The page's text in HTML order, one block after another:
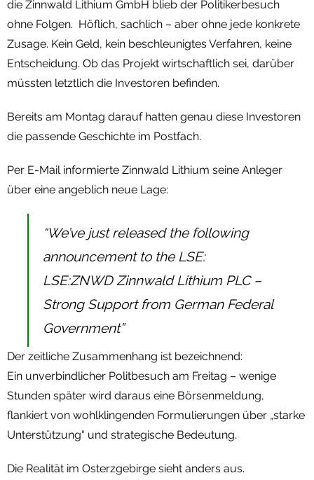
die Zinnwald Lithium GmbH blieb der Politikerbesuch
ohne Folgen. Höflich, sachlich – aber ohne jede konkrete
Zusage. Kein Geld, kein beschleunigtes Verfahren, keine
Entscheidung. Ob das Projekt wirtschaftlich sei, darüber
müssten letztlich die Investoren befinden.
Bereits am Montag darauf hatten genau diese Investoren
die passende Geschichte im Postfach.
Per E-Mail informierte Zinnwald Lithium seine Anleger
über eine angeblich neue Lage:
“We’ve just released the following
announcement to the LSE:
LSE:ZNWD Zinnwald Lithium PLC –
Strong Support from German Federal
Government”
Der zeitliche Zusammenhang ist bezeichnend:
Ein unverbindlicher Politbesuch am Freitag – wenige
Stunden später wird daraus eine Börsenmeldung,
flankiert von wohlklingenden Formulierungen über „starke
Unterstützung“ und strategische Bedeutung.
Die Realität im Osterzgebirge sieht anders aus.